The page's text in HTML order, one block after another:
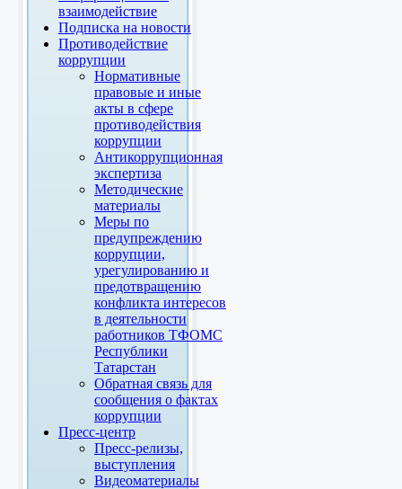
взаимодействие
Подписка на новости
Противодействие
коррупции
Нормативные
правовые и иные
акты в сфере
противодействия
коррупции
Антикоррупционная
экспертиза
Методические
материалы
Меры по
предупреждению
коррупции,
урегулированию и
предотвращению
конфликта интересов
в деятельности
работников ТФОМС
Республики
Татарстан
Обратная связь для
сообщения о фактах
коррупции
Пресс-центр
Пресс-релизы,
выступления
Видеоматериалы